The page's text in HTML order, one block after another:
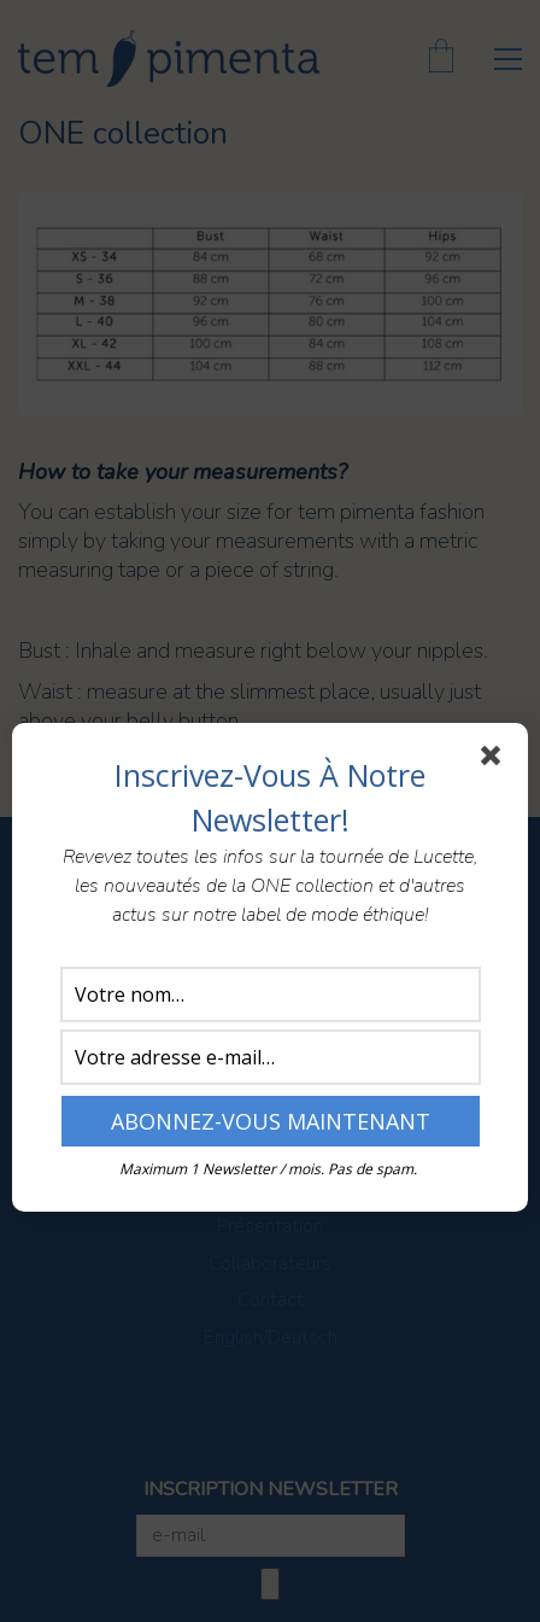
ONE collection
How to take your measurements?
You can establish your size for tem pimenta fashion
simply by taking your measurements with a metric
measuring tape or a piece of string.
Bust : Inhale and measure right below your nipples.
Waist : measure at the slimmest place, usually just
above your belly button.
Hips : measure at their widest point of your bottom.
BOUTIQUE
Lucette, la caravane éthique
Ventes privées
Conditions générales de ventes
Guide des tailles
Envois – retours
INSCRIPTION NEWSLETTER
Inscrivez-Vous À Notre
Newsletter!
Revevez toutes les infos sur la tournée de Lucette,
les nouveautés de la ONE collection et d'autres
actus sur notre label de mode éthique!
Maximum 1 Newsletter / mois. Pas de spam.